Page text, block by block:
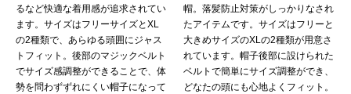
るなど快適な着用感が追求されてい
ます。サイズはフリーサイズとXL
の2種類で、あらゆる頭囲にジャス
トフィット。後部のマジックベルト
でサイズ感調整ができることで、体
勢を問わずずれにくい帽子になって
帽。落髪防止対策がしっかりなされ
たアイテムです。サイズはフリーと
大きめサイズのXLの2種類が用意さ
れています。帽子後部に設けられた
ベルトで簡単にサイズ調整ができ、
どなたの頭にも心地よくフィット。